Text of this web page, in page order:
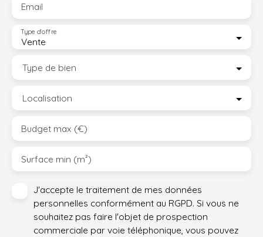
Email
Vente
Type d'offre
Type de bien
Localisation
Budget max (€)
Surface min (m²)
J'accepte le traitement de mes données
personnelles conformément au RGPD. Si vous ne
souhaitez pas faire l'objet de prospection
commerciale par voie téléphonique, vous pouvez